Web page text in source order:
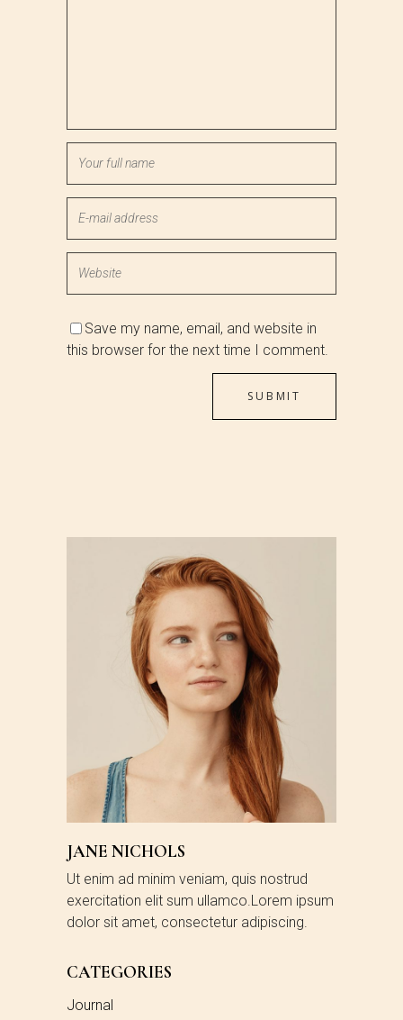
Save my name, email, and website in
this browser for the next time I comment.
JANE NICHOLS
Ut enim ad minim veniam, quis nostrud
exercitation elit sum ullamco.Lorem ipsum
dolor sit amet, consectetur adipiscing.
CATEGORIES
Journal